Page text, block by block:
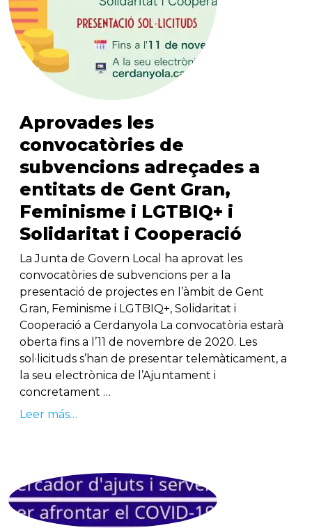
Aprovades les
convocatòries de
subvencions adreçades a
entitats de Gent Gran,
Feminisme i LGTBIQ+ i
Solidaritat i Cooperació
La Junta de Govern Local ha aprovat les
convocatòries de subvencions per a la
presentació de projectes en l’àmbit de Gent
Gran, Feminisme i LGTBIQ+, Solidaritat i
Cooperació a Cerdanyola La convocatòria estarà
oberta fins a l’11 de novembre de 2020. Les
sol·licituds s’han de presentar telemàticament, a
la seu electrònica de l’Ajuntament i
concretament …
Leer más…